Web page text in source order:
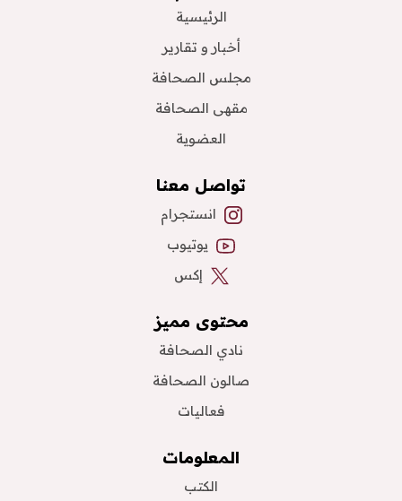
الرئيسية
أخبار و تقارير
مجلس الصحافة
مقهى الصحافة
العضوية
تواصل معنا
انستجرام
يوتيوب
إكس
محتوى مميز
نادي الصحافة
صالون الصحافة
فعاليات
المعلومات
الكتب